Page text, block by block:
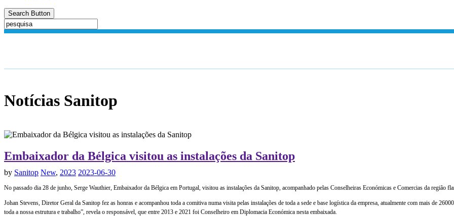
Search Button
Notícias Sanitop
Embaixador da Bélgica visitou as instalações da Sanitop
by Sanitop New, 2023 2023-06-30
No passado dia 28 de junho, Serge Wauthier, Embaixador da Bélgica em Portugal, visitou as instalações da Sanitop, acompanhado pelas Conselheiras Económicas e Comercias da
Johan Stevens, Diretor Geral da Sanitop fez as honras e acompanhou toda a comitiva numa visita pelas instalações de toda a sede e base logística da empresa, atualmente com mais de
toda a nossa estrutura e trabalho”, revela o responsável, que entre 2013 e 2021 foi Conselheiro em Diplomacia Económica nesta embaixada.